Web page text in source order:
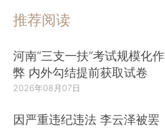
推荐阅读
河南“三支一扶”考试规模化作
弊 内外勾结提前获取试卷
2026年08月07日
因严重违纪违法 李云泽被罢